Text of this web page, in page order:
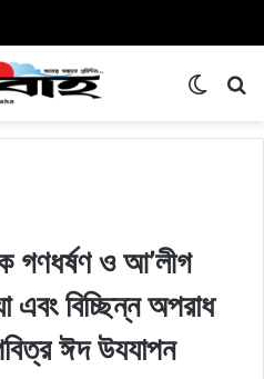
গণধর্ষণ ও আ’লীগ
বিচ্ছিন্ন অপরাধ
ঈদ উযযাপন